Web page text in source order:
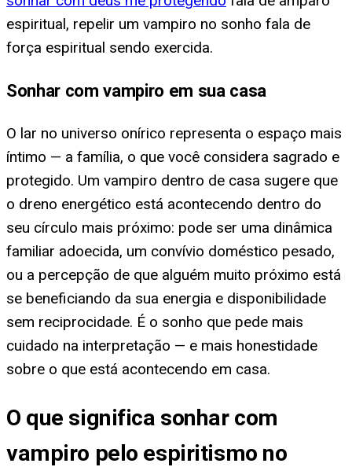
espiritual, repelir um vampiro no sonho fala de
força espiritual sendo exercida.
Sonhar com vampiro em sua casa
O lar no universo onírico representa o espaço mais
íntimo — a família, o que você considera sagrado e
protegido. Um vampiro dentro de casa sugere que
o dreno energético está acontecendo dentro do
seu círculo mais próximo: pode ser uma dinâmica
familiar adoecida, um convívio doméstico pesado,
ou a percepção de que alguém muito próximo está
se beneficiando da sua energia e disponibilidade
sem reciprocidade. É o sonho que pede mais
cuidado na interpretação — e mais honestidade
sobre o que está acontecendo em casa.
O que significa sonhar com
vampiro pelo espiritismo no